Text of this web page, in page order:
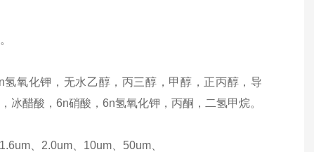
氧化钾，无水乙醇，丙三醇，甲醇，正丙醇，导
冰醋酸，6n硝酸，6n氢氧化钾，丙酮，二氢甲烷。
、2.0um、10um、50um、